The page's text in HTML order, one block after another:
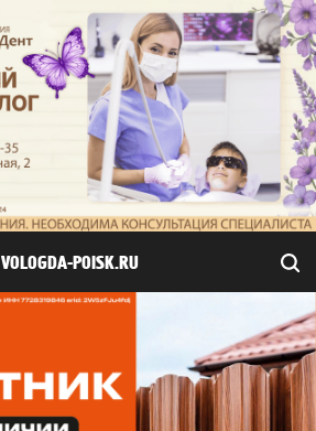
VOLOGDA-POISK.RU